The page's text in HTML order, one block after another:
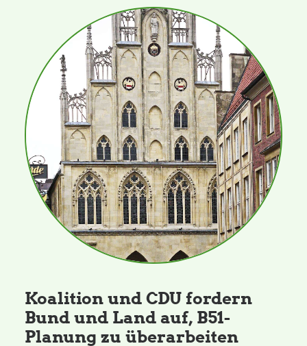
Koalition und CDU fordern
Bund und Land auf, B51-
Planung zu überarbeiten